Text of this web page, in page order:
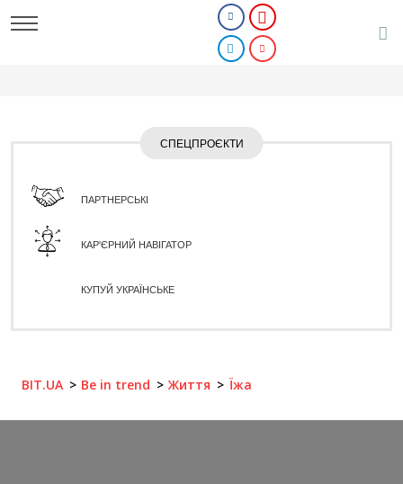
СПЕЦПРОЄКТИ
ПАРТНЕРСЬКІ
КАР'ЄРНИЙ НАВІГАТОР
КУПУЙ УКРАЇНСЬКЕ
BIT.UA Be in trend Життя Їжа